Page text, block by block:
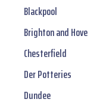
Blackpool
Brighton and Hove
Chesterfield
Der Potteries
Dundee